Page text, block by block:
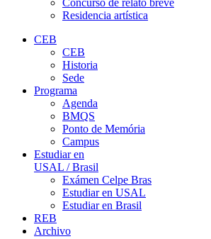
Concurso de relato breve
Residencia artística
CEB
CEB
Historia
Sede
Programa
Agenda
BMQS
Ponto de Memória
Campus
Estudiar en
USAL / Brasil
Exámen Celpe Bras
Estudiar en USAL
Estudiar en Brasil
REB
Archivo